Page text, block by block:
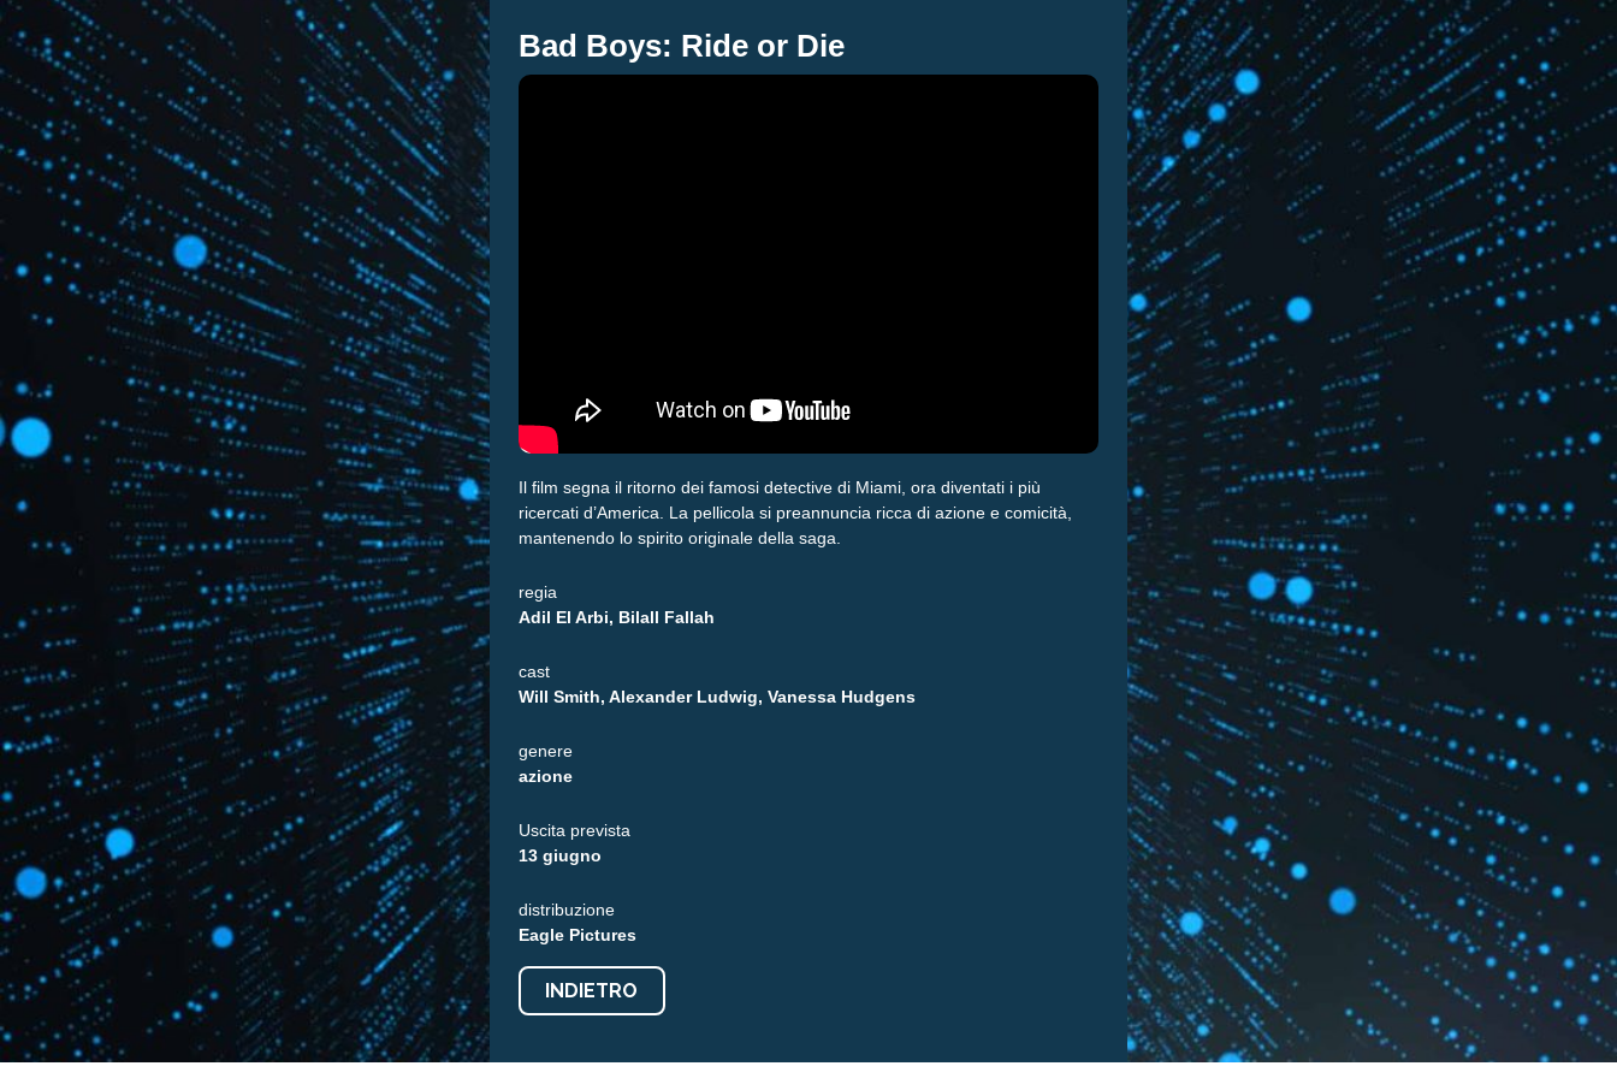
Bad Boys: Ride or Die
Il film segna il ritorno dei famosi detective di Miami, ora diventati i più
ricercati d’America. La pellicola si preannuncia ricca di azione e comicità,
mantenendo lo spirito originale della saga.
regia
Adil El Arbi, Bilall Fallah
cast
Will Smith, Alexander Ludwig, Vanessa Hudgens
genere
azione
Uscita prevista
13 giugno
distribuzione
Eagle Pictures
INDIETRO